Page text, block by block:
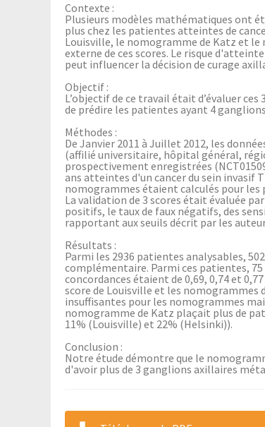
Contexte :
Plusieurs modèles mathématiques ont
plus chez les patientes atteintes de
Louisville, le nomogramme de Katz et le
externe de ces scores. Le risque
peut influencer la décision de curage
Objectif :
L’objectif de ce travail était d’évaluer
de prédire les patientes ayant 4
Méthodes :
De Janvier 2011 à Juillet 2012, les
(affilié universitaire, hôpital général,
prospectivement enregistrées
ans atteintes d'un cancer du sein invasif
nomogrammes étaient calculés pour les
La validation de 3 scores était évaluée
positifs, le taux de faux négatifs, des
rapportant aux seuils décrit par les
Résultats :
Parmi les 2936 patientes analysables,
complémentaire. Parmi ces patientes,
concordances étaient de 0,69, 0,74 et
score de Louisville et les
insuffisantes pour les nomogrammes
nomogramme de Katz plaçait plus de
11% (Louisville) et 22% (Helsinki)).
Conclusion :
Notre étude démontre que le
d'avoir plus de 3 ganglions axillaires